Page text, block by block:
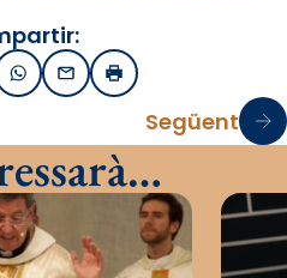
WhatsApp
EmailImprimir
Següent